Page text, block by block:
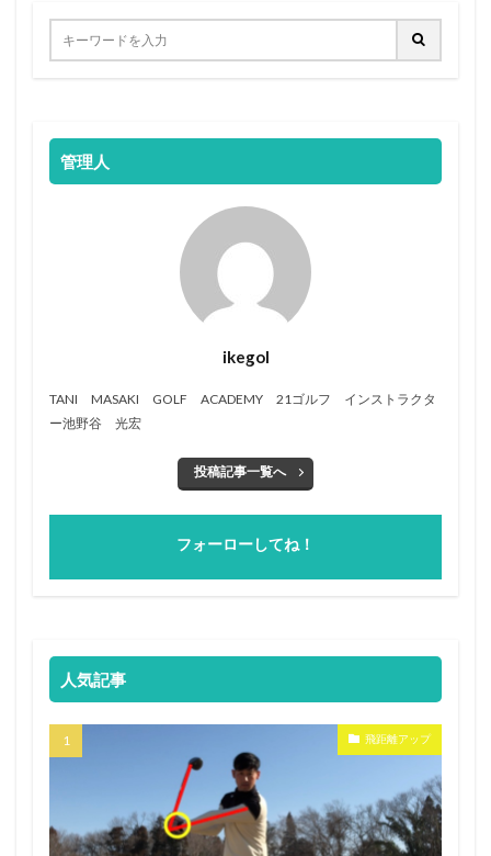
管理人
ikegol
TANI MASAKI GOLF ACADEMY 21ゴルフ インストラクタ
ー池野谷 光宏
投稿記事一覧へ
フォーローしてね！
人気記事
飛距離アップ